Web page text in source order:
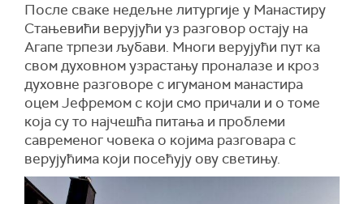
После сваке недељне литургије у Манастиру
Стањевићи верујући уз разговор остају на
Агапе трпези љубави. Многи верујући пут ка
свом духовном узрастању проналазе и кроз
духовне разговоре с игуманом манастира
оцем Јефремом с који смо причали и о томе
која су то најчешћа питања и проблеми
савременог човека о којима разговара с
верујућима који посећују ову светињу.